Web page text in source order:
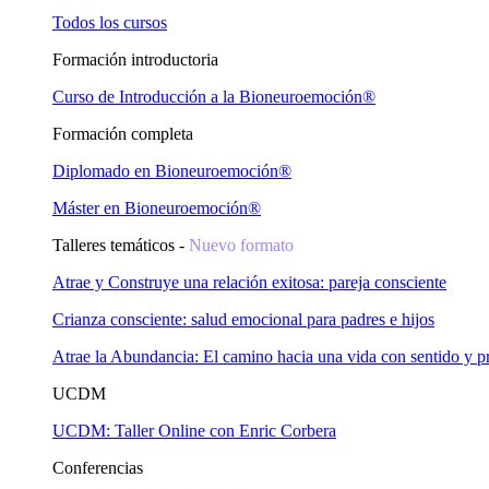
Todos los cursos
Formación introductoria
Curso de Introducción a la Bioneuroemoción®
Formación completa
Diplomado en Bioneuroemoción®
Máster en Bioneuroemoción®
Talleres temáticos - Nuevo formato
Atrae y Construye una relación exitosa: pareja consciente
Crianza consciente: salud emocional para padres e hijos
Atrae la Abundancia: El camino hacia una vida con sentido y
UCDM
UCDM: Taller Online con Enric Corbera
Conferencias